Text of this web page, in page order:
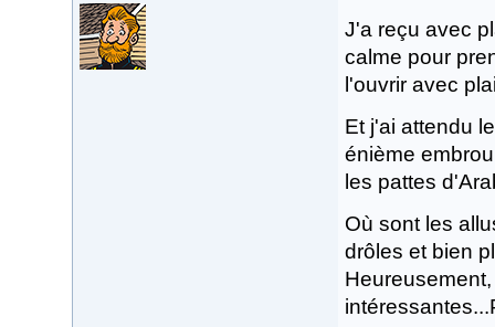
J'a reçu avec
calme pour
l'ouvrir avec
Et j'ai attendu
énième
les pattes
Où sont les
drôles et bien